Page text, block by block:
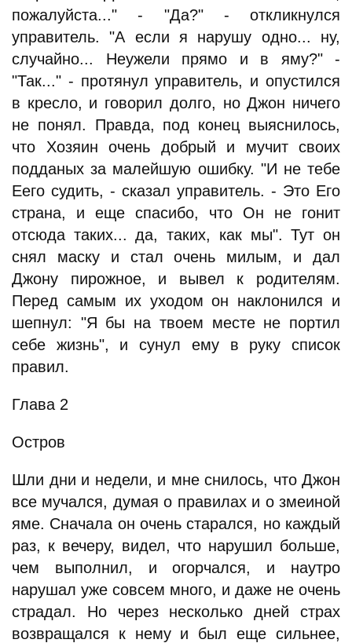
пожалуйста..." - "Да?" - откликнулся
управитель. "А если я нарушу одно... ну,
случайно... Неужели прямо и в яму?" -
"Так..." - протянул управитель, и опустился
в кресло, и говорил долго, но Джон ничего
не понял. Правда, под конец выяснилось,
что Хозяин очень добрый и мучит своих
подданых за малейшую ошибку. "И не тебе
Еего судить, - сказал управитель. - Это Его
страна, и еще спасибо, что Он не гонит
отсюда таких... да, таких, как мы". Тут он
снял маску и стал очень милым, и дал
Джону пирожное, и вывел к родителям.
Перед самым их уходом он наклонился и
шепнул: "Я бы на твоем месте не портил
себе жизнь", и сунул ему в руку список
правил.
Глава 2
Остров
Шли дни и недели, и мне снилось, что Джон
все мучался, думая о правилах и о змеиной
яме. Сначала он очень старался, но каждый
раз, к вечеру, видел, что нарушил больше,
чем выполнил, и огорчался, и наутро
нарушал уже совсем много, и даже не очень
страдал. Но через несколько дней страх
возвращался к нему и был еще сильнее,